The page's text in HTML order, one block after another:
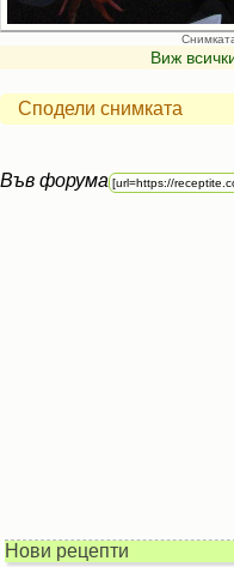
Виж
Сподели снимката
Във форума
Нови рецепти